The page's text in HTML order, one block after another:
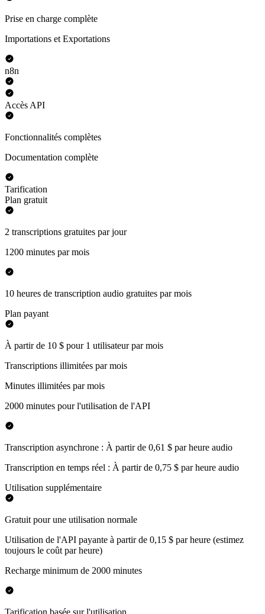
Prise en charge complète
Importations et Exportations
n8n
Accès API
Fonctionnalités complètes
Documentation complète
Tarification
Plan gratuit
2 transcriptions gratuites par jour
1200 minutes par mois
10 heures de transcription audio gratuites par mois
Plan payant
À partir de 10 $ pour 1 utilisateur par mois
Transcriptions illimitées par mois
Minutes illimitées par mois
2000 minutes pour l'utilisation de l'API
Transcription asynchrone : À partir de 0,61 $ par heure audio
Transcription en temps réel : À partir de 0,75 $ par heure audio
Utilisation supplémentaire
Gratuit pour une utilisation normale
Utilisation de l'API payante à partir de 0,15 $ par heure (estimez
toujours le coût par heure)
Recharge minimum de 2000 minutes
Tarification basée sur l'utilisation